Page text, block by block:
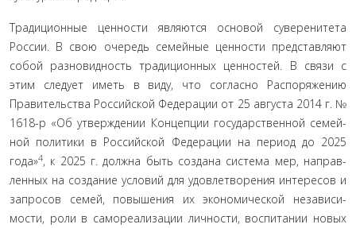
Традиционные ценности являются основой суверени­тета
России. В свою очередь семейные ценности представля­ют
собой разновидность традиционных ценностей. В связи с
этим следует иметь в виду, что согласно Распоряжению
Правительства Российской Федерации от 25 августа 2014 г. №
1618-р «Об утверждении Концепции государственной семей­
ной политики в Российской Федерации на период до 2025
года»4, к 2025 г. должна быть создана система мер, направ­
ленных на создание условий для удовлетворения интересов и
запросов семей, повышения их экономической независи­
мости, роли в самореализации личности, воспитании новых